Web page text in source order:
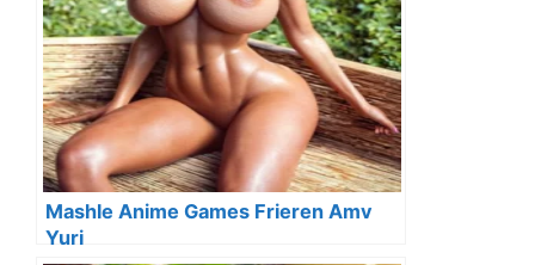
Mashle Anime Games Frieren Amv
Yuri